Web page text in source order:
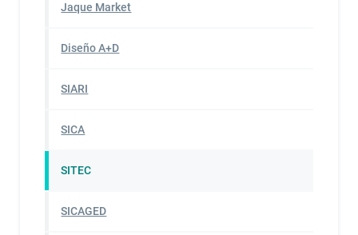
Jaque Market
Diseño A+D
SIARI
SICA
SITEC
SICAGED